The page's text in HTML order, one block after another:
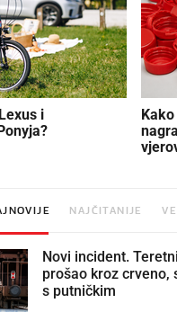
i
NAJČITANIJE
Novi incident.
prošao kroz crveno,
s putničkim